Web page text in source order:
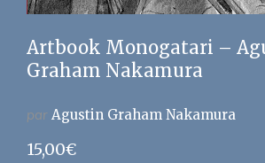
Artbook Monogatari –
Graham Nakamura
par Agustin Graham Nakamura
15,00€